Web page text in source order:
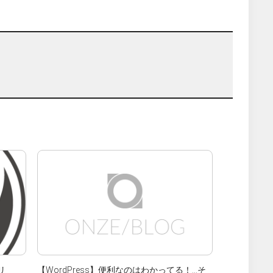
【WordPress】便利なのはわかってる！…そ